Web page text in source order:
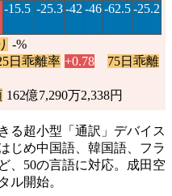
-15.5 -25.3-42 -46-62.5-25.2
-%
日乖離率 +0.78
75日乖離
162億7,290万2,338円
る超小型「通訳」デバイス
じめ中国語、韓国語、フラ
、50の言語に対応。成田空
ル開始。